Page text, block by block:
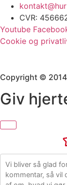
CVR:
Youtube
Cookie og
Copyright ©
Giv